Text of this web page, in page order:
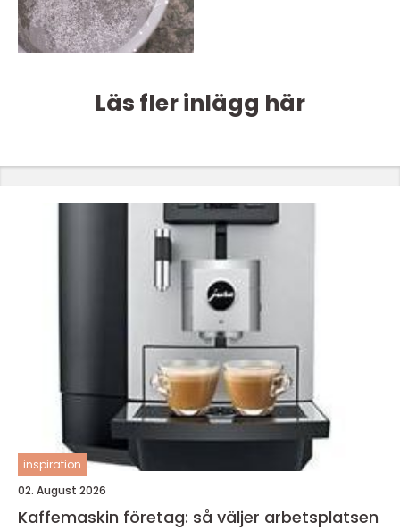
Läs fler inlägg här
inspiration
02. August 2026
Kaffemaskin företag: så väljer arbetsplatsen